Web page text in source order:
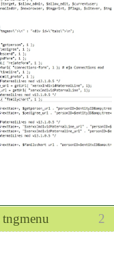
2
tngmenu